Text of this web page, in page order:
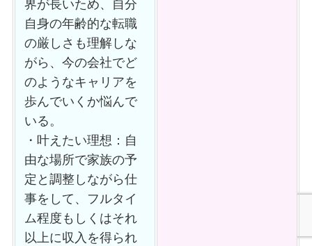
界が長いため、自分
自身の年齢的な転職
の厳しさも理解しな
がら、今の会社でど
のようなキャリアを
歩んでいくか悩んで
いる。
・叶えたい理想：自
由な場所で家族の予
定と調整しながら仕
事をして、フルタイ
ム程度もしくはそれ
以上に収入を得られ